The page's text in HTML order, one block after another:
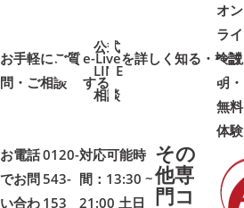
公式
LINE
相談
お手軽にご質
問・ご相談➜ ➜
オン
ライ
ン説
明・
無料
体験
e-Liveを詳しく知る・検討
する
➜➜
お電話
でお問
い合わ
0120-
543-
153
対応可能時
間：13:30 ~
21:00 土日
その
他専
門コ